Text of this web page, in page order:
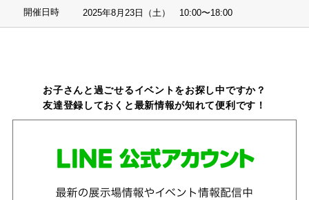
開催日時 2025年8月23日（土） 10:00〜18:00
お子さんと過ごせるイベントをお探し中ですか？
友達登録しておくと最新情報が知れて便利です！